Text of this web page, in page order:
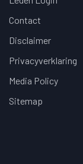
Contact
Disclaimer
Privacyverklaring
Media Policy
Sitemap